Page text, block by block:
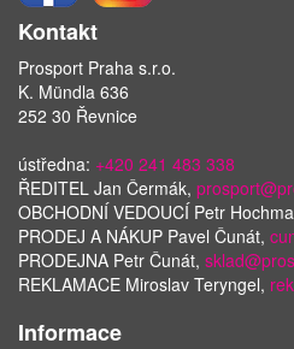
Kontakt
Prosport Praha s.r.o.
K. Mündla 636
252 30 Řevnice
ústředna: +420 241 483 338
ŘEDITEL Jan Čermák,
OBCHODNÍ VEDOUCÍ Petr
PRODEJ A NÁKUP Pavel Čunát,
PRODEJNA Petr Čunát,
REKLAMACE Miroslav Teryngel,
Informace